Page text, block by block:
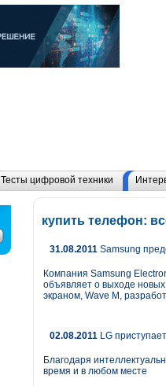
Тесты цифровой техники
купить телефон:
31.08.2011 Samsung
Компания Samsung
объявляет о выходе
экраном, Wave M,
02.08.2011 LG
Благодаря
время и в любом месте